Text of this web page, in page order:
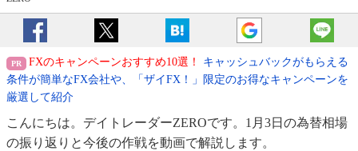
FXのキャンペーンおすすめ10選！
キャッシュバックがもらえる
条件が簡単なFX会社や、「ザイFX！」限定のお得なキャンペーンを
厳選して紹介
こんにちは。デイトレーダーZEROです。1月3日の為替相場
の振り返りと今後の作戦を動画で解説します。